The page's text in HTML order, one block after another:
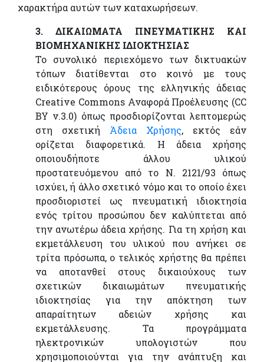
χαρακτήρα αυτών των καταχωρήσεων.
3. ΔΙΚΑΙΩΜΑΤΑ ΠΝΕΥΜΑΤΙΚΗΣ ΚΑΙ
ΒΙΟΜΗΧΑΝΙΚΗΣ ΙΔΙΟΚΤΗΣΙΑΣ
Το συνολικό περιεχόμενο των δικτυακών
τόπων διατίθενται στο κοινό με τους
ειδικότερους όρους της ελληνικής άδειας
Creative Commons Αναφορά Προέλευσης (CC
BY v.3.0) όπως προσδιορίζονται λεπτομερώς
στη σχετική Άδεια Χρήσης, εκτός εάν
ορίζεται διαφορετικά. Η άδεια χρήσης
οποιουδήποτε άλλου υλικού
προστατευόμενου από το Ν. 2121/93 όπως
ισχύει, ή άλλο σχετικό νόμο και το οποίο έχει
προσδιοριστεί ως πνευματική ιδιοκτησία
ενός τρίτου προσώπου δεν καλύπτεται από
την ανωτέρω άδεια χρήσης. Για τη χρήση και
εκμετάλλευση του υλικού που ανήκει σε
τρίτα πρόσωπα, ο τελικός χρήστης θα πρέπει
να αποτανθεί στους δικαιούχους των
σχετικών δικαιωμάτων πνευματικής
ιδιοκτησίας για την απόκτηση των
απαραίτητων αδειών χρήσης και
εκμετάλλευσης. Τα προγράμματα
ηλεκτρονικών υπολογιστών που
χρησιμοποιούνται για την ανάπτυξη και